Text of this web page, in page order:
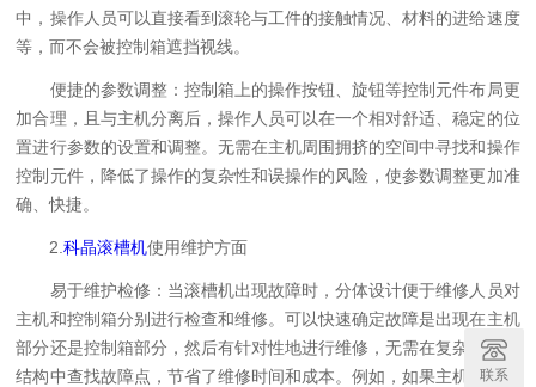
中，操作人员可以直接看到滚轮与工件的接触情况、材料的进给速度
等，而不会被控制箱遮挡视线。
便捷的参数调整：控制箱上的操作按钮、旋钮等控制元件布局更
加合理，且与主机分离后，操作人员可以在一个相对舒适、稳定的位
置进行参数的设置和调整。无需在主机周围拥挤的空间中寻找和操作
控制元件，降低了操作的复杂性和误操作的风险，使参数调整更加准
确、快捷。
2.科晶滚槽机使用维护方面
易于维护检修：当滚槽机出现故障时，分体设计便于维修人员对
主机和控制箱分别进行检查和维修。可以快速确定故障是出现在主机
部分还是控制箱部分，然后有针对性地进行维修，无需在复杂的整体
结构中查找故障点，节省了维修时间和成本。例如，如果主机的滚轮
联系